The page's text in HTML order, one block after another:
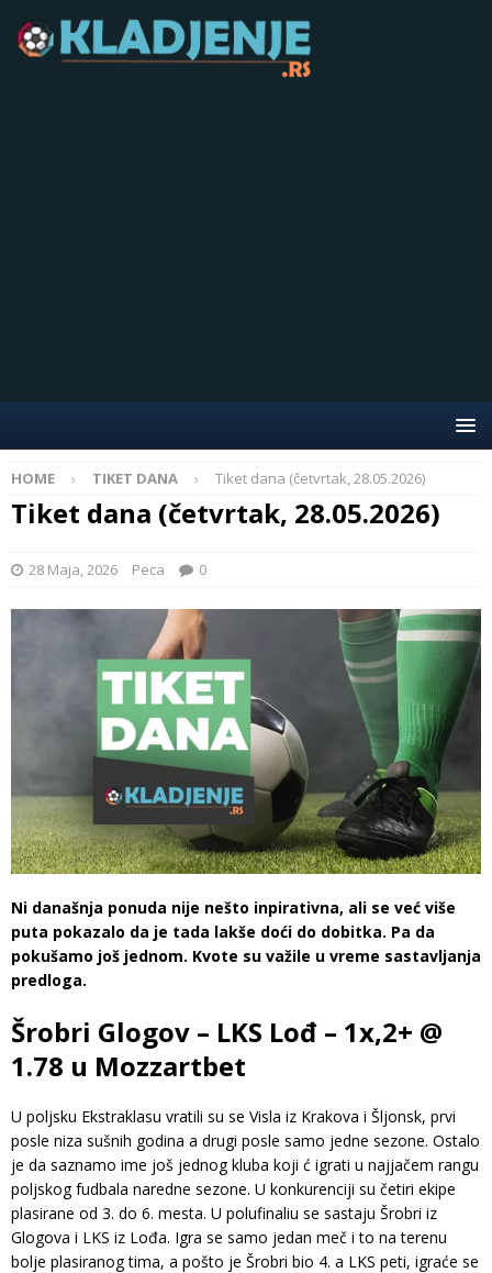
HOME TIKET DANA Tiket dana (četvrtak, 28.05.2026)
Tiket dana (četvrtak, 28.05.2026)
28 Maja, 2026 Peca 0
Ni današnja ponuda nije nešto inpirativna, ali se već više
puta pokazalo da je tada lakše doći do dobitka. Pa da
pokušamo još jednom. Kvote su važile u vreme sastavljanja
predloga.
Šrobri Glogov – LKS Lođ – 1x,2+ @
1.78 u Mozzartbet
U poljsku Ekstraklasu vratili su se Visla iz Krakova i Šljonsk, prvi
posle niza sušnih godina a drugi posle samo jedne sezone. Ostalo
je da saznamo ime još jednog kluba koji ć igrati u najjačem rangu
poljskog fudbala naredne sezone. U konkurenciji su četiri ekipe
plasirane od 3. do 6. mesta. U polufinaliu se sastaju Šrobri iz
Glogova i LKS iz Lođa. Igra se samo jedan meč i to na terenu
bolje plasiranog tima, a pošto je Šrobri bio 4. a LKS peti, igraće se